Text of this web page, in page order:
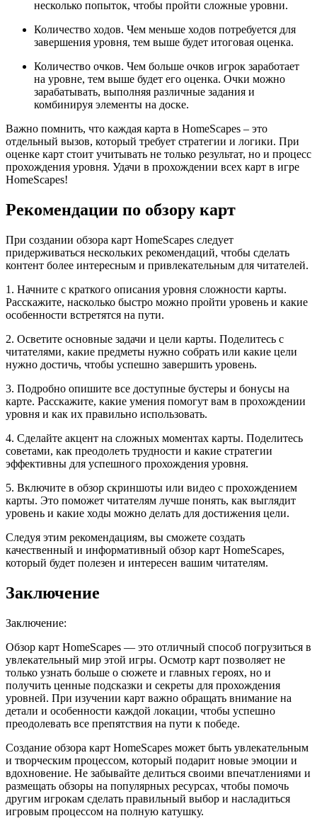
несколько попыток, чтобы пройти сложные уровни.
Количество ходов. Чем меньше ходов потребуется для
завершения уровня, тем выше будет итоговая оценка.
Количество очков. Чем больше очков игрок заработает
на уровне, тем выше будет его оценка. Очки можно
зарабатывать, выполняя различные задания и
комбинируя элементы на доске.
Важно помнить, что каждая карта в HomeScapes – это
отдельный вызов, который требует стратегии и логики. При
оценке карт стоит учитывать не только результат, но и процесс
прохождения уровня. Удачи в прохождении всех карт в игре
HomeScapes!
Рекомендации по обзору карт
При создании обзора карт HomeScapes следует
придерживаться нескольких рекомендаций, чтобы сделать
контент более интересным и привлекательным для читателей.
1. Начните с краткого описания уровня сложности карты.
Расскажите, насколько быстро можно пройти уровень и какие
особенности встретятся на пути.
2. Осветите основные задачи и цели карты. Поделитесь с
читателями, какие предметы нужно собрать или какие цели
нужно достичь, чтобы успешно завершить уровень.
3. Подробно опишите все доступные бустеры и бонусы на
карте. Расскажите, какие умения помогут вам в прохождении
уровня и как их правильно использовать.
4. Сделайте акцент на сложных моментах карты. Поделитесь
советами, как преодолеть трудности и какие стратегии
эффективны для успешного прохождения уровня.
5. Включите в обзор скриншоты или видео с прохождением
карты. Это поможет читателям лучше понять, как выглядит
уровень и какие ходы можно делать для достижения цели.
Следуя этим рекомендациям, вы сможете создать
качественный и информативный обзор карт HomeScapes,
который будет полезен и интересен вашим читателям.
Заключение
Заключение:
Обзор карт HomeScapes — это отличный способ погрузиться в
увлекательный мир этой игры. Осмотр карт позволяет не
только узнать больше о сюжете и главных героях, но и
получить ценные подсказки и секреты для прохождения
уровней. При изучении карт важно обращать внимание на
детали и особенности каждой локации, чтобы успешно
преодолевать все препятствия на пути к победе.
Создание обзора карт HomeScapes может быть увлекательным
и творческим процессом, который подарит новые эмоции и
вдохновение. Не забывайте делиться своими впечатлениями и
размещать обзоры на популярных ресурсах, чтобы помочь
другим игрокам сделать правильный выбор и насладиться
игровым процессом на полную катушку.